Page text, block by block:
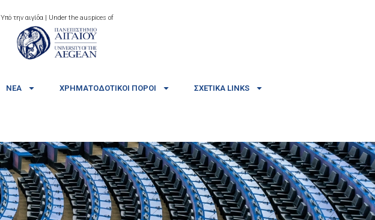
Υπό την αιγίδα | Under the auspices of
ΝΈΑ ΧΡΗΜΑΤΟΔΟΤΙΚΟΊ ΠΌΡΟΙ ΣΧΕΤΙΚΆ LINKS